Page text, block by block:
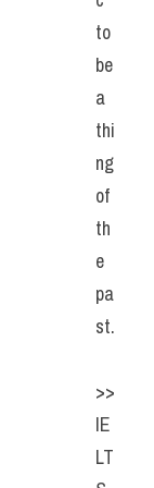
to
be
a
thi
ng
of
th
e
pa
st.
>>
IE
LT